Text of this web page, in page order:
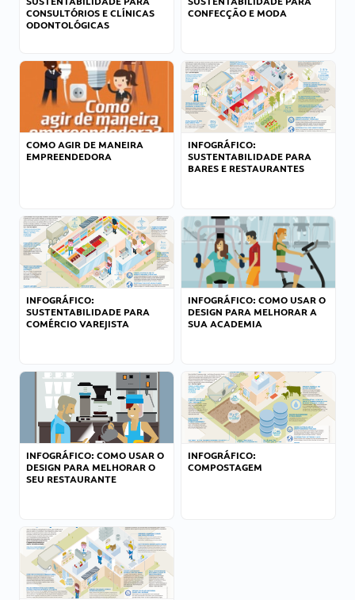
CONSULTÓRIOS E CLÍNICAS
ODONTOLÓGICAS
CONFECÇÃO E MODA
COMO AGIR DE MANEIRA
EMPREENDEDORA
INFOGRÁFICO:
SUSTENTABILIDADE PARA
BARES E RESTAURANTES
INFOGRÁFICO:
SUSTENTABILIDADE PARA
COMÉRCIO VAREJISTA
INFOGRÁFICO: COMO USAR O
DESIGN PARA MELHORAR A
SUA ACADEMIA
INFOGRÁFICO: COMO USAR O
DESIGN PARA MELHORAR O
SEU RESTAURANTE
INFOGRÁFICO:
COMPOSTAGEM